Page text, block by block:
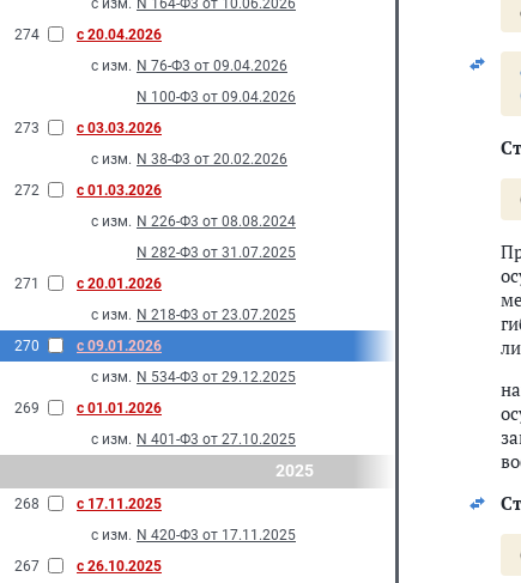
с изм. N 164-Ф3 от 10.06.2026
274
с 20.04.2026
с изм. N 76-Ф3 от 09.04.2026
N 100-Ф3 от 09.04.2026
273
с 03.03.2026
с изм. N 38-Ф3 от 20.02.2026
272
с 01.03.2026
с изм. N 226-Ф3 от 08.08.2024
N 282-Ф3 от 31.07.2025
271
с 20.01.2026
с изм. N 218-Ф3 от 23.07.2025
270
с 09.01.2026
с изм. N 534-Ф3 от 29.12.2025
269
с 01.01.2026
с изм. N 401-Ф3 от 27.10.2025
2025
268
с 17.11.2025
с изм. N 420-Ф3 от 17.11.2025
267
с 26.10.2025